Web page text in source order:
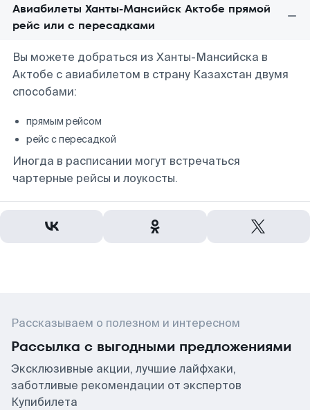
Авиабилеты Ханты-Мансийск Актобе прямой
рейс или с пересадками
Вы можете добраться из Ханты-Мансийска в
Актобе с авиабилетом в страну Казахстан двумя
способами:
прямым рейсом
рейс с пересадкой
Иногда в расписании могут встречаться
чартерные рейсы и лоукосты.
Рассказываем о полезном и интересном
Рассылка с выгодными предложениями
Эксклюзивные акции, лучшие лайфхаки,
заботливые рекомендации от экспертов
Купибилета